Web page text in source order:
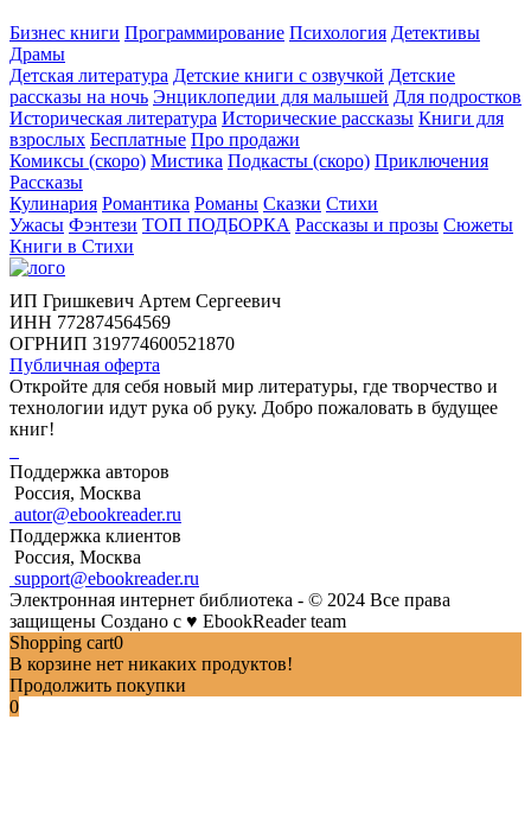
Бизнес книги Программирование Психология Детективы
Драмы
Детская литература Детские книги с озвучкой Детские
рассказы на ночь Энциклопедии для малышей Для подростков
Историческая литература Исторические рассказы Книги для
взрослых Бесплатные Про продажи
Комиксы (скоро) Мистика Подкасты (скоро) Приключения
Рассказы
Кулинария Романтика Романы Сказки Стихи
Ужасы Фэнтези ТОП ПОДБОРКА Рассказы и прозы Сюжеты
Книги в Стихи
ИП Гришкевич Артем Сергеевич
ИНН 772874564569
ОГРНИП 319774600521870
Публичная оферта
Откройте для себя новый мир литературы, где творчество и
технологии идут рука об руку. Добро пожаловать в будущее
книг!
Поддержка авторов
Россия, Москва
autor@ebookreader.ru
Поддержка клиентов
Россия, Москва
support@ebookreader.ru
Электронная интернет библиотека - © 2024 Все права
защищены Создано с ♥ EbookReader team
Shopping cart0
В корзине нет никаких продуктов!
Продолжить покупки
0